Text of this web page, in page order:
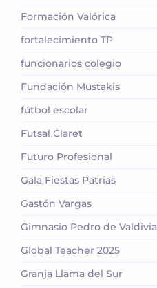
Formación Valórica
fortalecimiento TP
funcionarios colegio
Fundación Mustakis
fútbol escolar
Futsal Claret
Futuro Profesional
Gala Fiestas Patrias
Gastón Vargas
Gimnasio Pedro de Valdivia
Global Teacher 2025
Granja Llama del Sur